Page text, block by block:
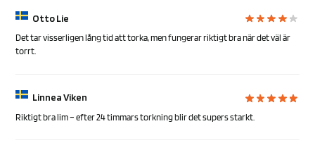
Otto Lie
Det tar visserligen lång tid att torka, men fungerar riktigt bra när det väl är
torrt.
Linnea Viken
Riktigt bra lim – efter 24 timmars torkning blir det supers starkt.